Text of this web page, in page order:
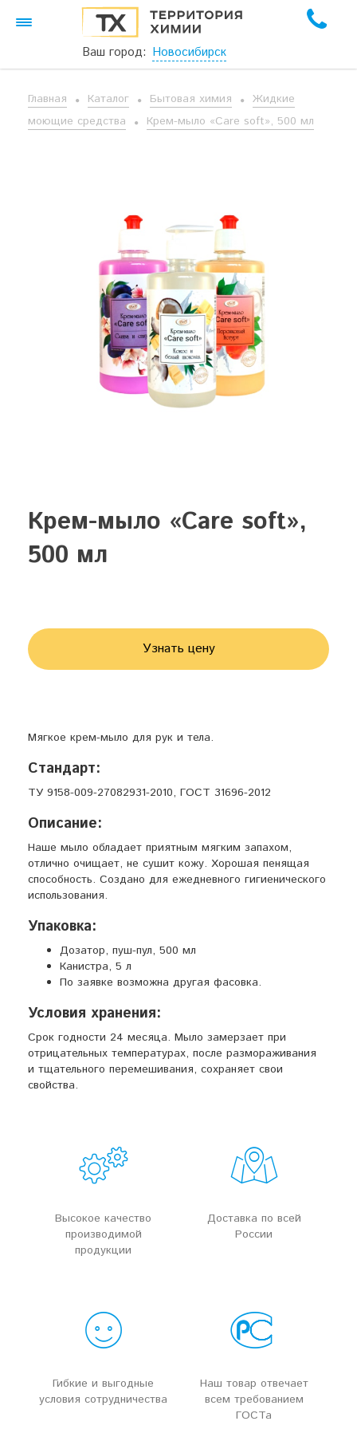
Ваш город: Новосибирск
Главная Каталог Бытовая химия
Жидкие
моющие средства
Крем-мыло «Care soft», 500 мл
Крем-мыло «Care soft»,
500 мл
Узнать цену
Мягкое крем-мыло для рук и тела.
Стандарт:
ТУ 9158-009-27082931-2010, ГОСТ 31696-2012
Описание:
Наше мыло обладает приятным мягким запахом,
отлично очищает, не сушит кожу. Хорошая пенящая
способность. Создано для ежедневного гигиенического
использования.
Упаковка:
Дозатор, пуш-пул, 500 мл
Канистра, 5 л
По заявке возможна другая фасовка.
Условия хранения:
Срок годности 24 месяца. Мыло замерзает при
отрицательных температурах, после размораживания
и тщательного перемешивания, сохраняет свои
свойства.
Высокое качество
производимой
продукции
Доставка по всей
России
Гибкие и выгодные
условия сотрудничества
Наш товар отвечает
всем требованием
ГОСТа